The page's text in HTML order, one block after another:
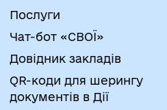
Послуги
Чат-бот «СВОЇ»
Довідник закладів
QR-коди для шерингу
документів в Дії